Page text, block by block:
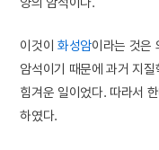
이것이화성암이라는 것은
암석이기 때문에 과거 지
힘겨운 일이었다. 따라서
하였다.